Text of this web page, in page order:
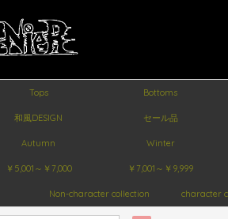
Tops Bottoms
和風DESIGN セール品
Autumn Winter
￥5,001～￥7,000 ￥7,001～￥9,999
Non-character collection character